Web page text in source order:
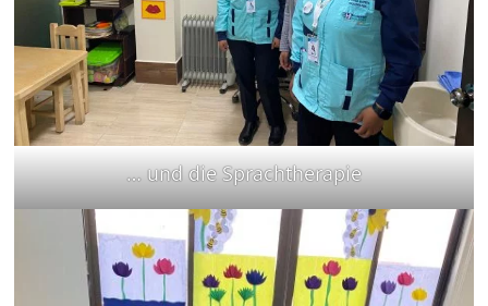
… und die Sprachtherapie